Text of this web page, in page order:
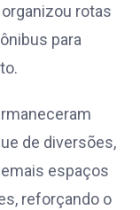
rotas
para
de diversões,
espaços
reforçando o